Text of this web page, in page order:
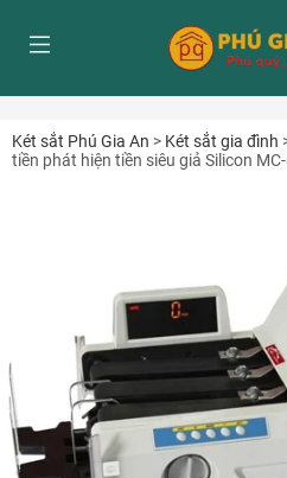
Két sắt Phú Gia An > Két sắt gia đình
tiền phát hiện tiền siêu giả Silicon